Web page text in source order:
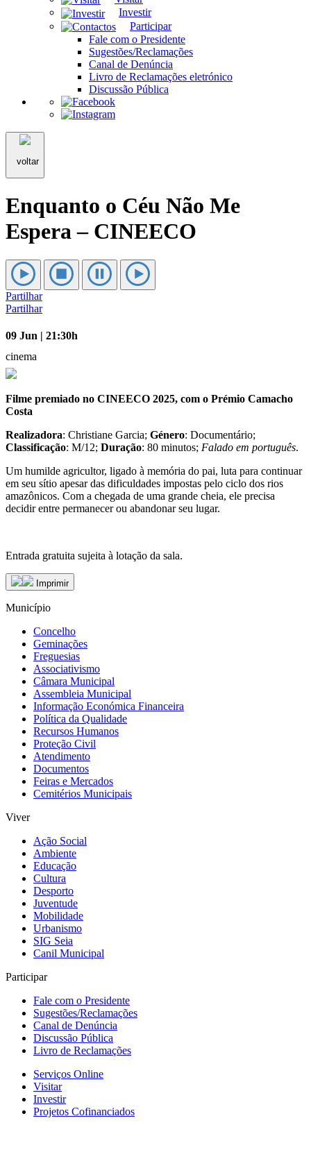
Investir
Participar
Fale com o Presidente
Sugestões/Reclamações
Canal de Denúncia
Livro de Reclamações eletrónico
Discussão Pública
voltar
Enquanto o Céu Não Me
Espera – CINEECO
Partilhar
Partilhar
09 Jun | 21:30h
cinema
Filme premiado no CINEECO 2025, com o Prémio Camacho
Costa
Realizadora: Christiane Garcia; Género: Documentário;
Classificação: M/12; Duração: 80 minutos; Falado em português.
Um humilde agricultor, ligado à memória do pai, luta para continuar
em seu sítio apesar das dificuldades impostas pelo ciclo dos rios
amazônicos. Com a chegada de uma grande cheia, ele precisa
decidir entre permanecer ou abandonar seu lugar.
Entrada gratuita sujeita à lotação da sala.
Imprimir
Município
Concelho
Geminações
Freguesias
Associativismo
Câmara Municipal
Assembleia Municipal
Informação Económica Financeira
Política da Qualidade
Recursos Humanos
Proteção Civil
Atendimento
Documentos
Feiras e Mercados
Cemitérios Municipais
Viver
Ação Social
Ambiente
Educação
Cultura
Desporto
Juventude
Mobilidade
Urbanismo
SIG Seia
Canil Municipal
Participar
Fale com o Presidente
Sugestões/Reclamações
Canal de Denúncia
Discussão Pública
Livro de Reclamações
Serviços Online
Visitar
Investir
Projetos Cofinanciados